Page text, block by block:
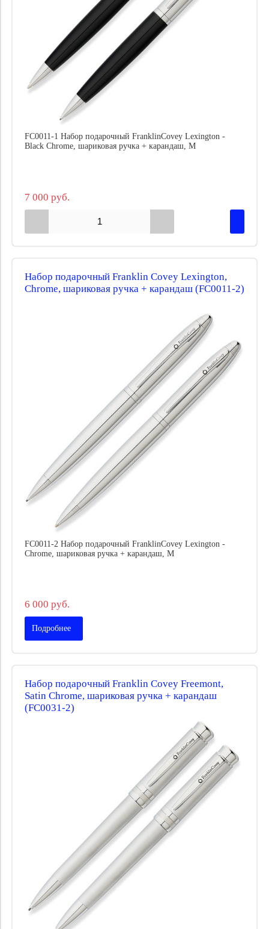
FC0011-1 Набор подарочный FranklinCovey Lexington -
Black Chrome, шариковая ручка + карандаш, M
7 000 руб.
Набор подарочный Franklin Covey Lexington,
Chrome, шариковая ручка + карандаш (FC0011-2)
FC0011-2 Набор подарочный FranklinCovey Lexington -
Chrome, шариковая ручка + карандаш, M
6 000 руб.
Подробнее
Набор подарочный Franklin Covey Freemont,
Satin Chrome, шариковая ручка + карандаш
(FC0031-2)